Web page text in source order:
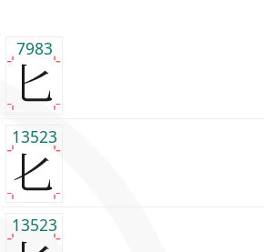
7983
13523
13523